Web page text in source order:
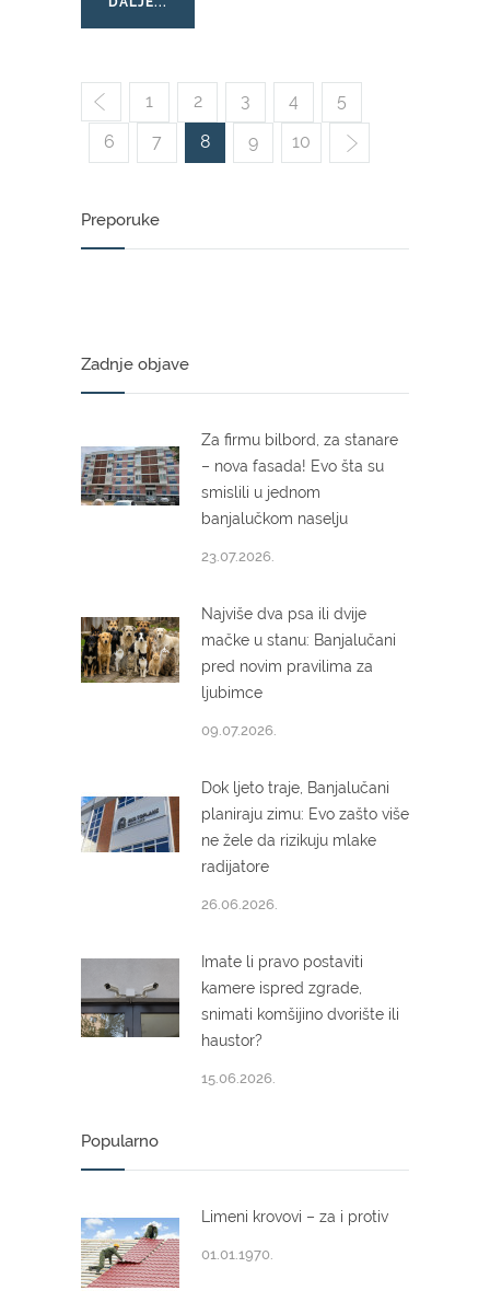
1 2 3 4
5
6
7 8 9 10
Preporuke
Zadnje objave
Za firmu bilbord, za stanare
– nova fasada! Evo šta su
smislili u jednom
banjalučkom naselju
23.07.2026.
Najviše dva psa ili dvije
mačke u stanu: Banjalučani
pred novim pravilima za
ljubimce
09.07.2026.
Dok ljeto traje, Banjalučani
planiraju zimu: Evo zašto više
ne žele da rizikuju mlake
radijatore
26.06.2026.
Imate li pravo postaviti
kamere ispred zgrade,
snimati komšijino dvorište ili
haustor?
15.06.2026.
Popularno
Limeni krovovi – za i protiv
01.01.1970.